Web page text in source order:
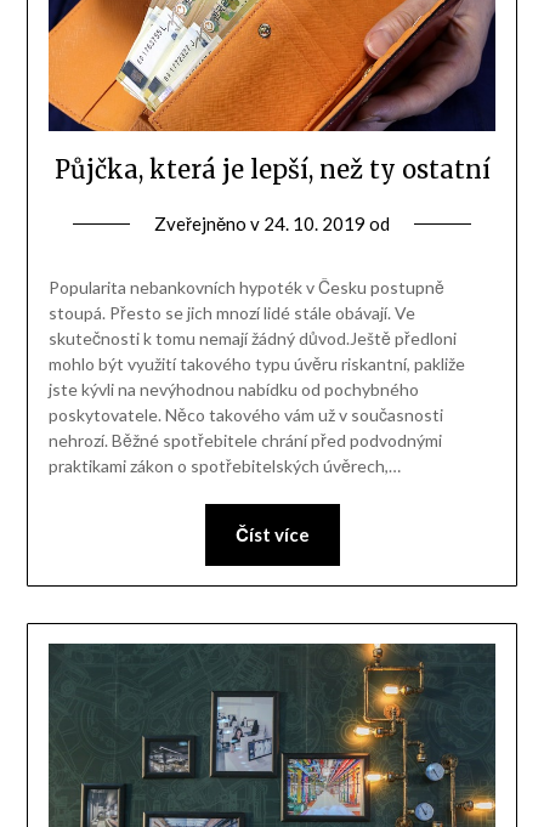
Půjčka, která je lepší, než ty ostatní
Zveřejněno v 24. 10. 2019 od
Popularita nebankovních hypoték v Česku postupně
stoupá. Přesto se jich mnozí lidé stále obávají. Ve
skutečnosti k tomu nemají žádný důvod.Ještě předloni
mohlo být využití takového typu úvěru riskantní, pakliže
jste kývli na nevýhodnou nabídku od pochybného
poskytovatele. Něco takového vám už v současnosti
nehrozí. Běžné spotřebitele chrání před podvodnými
praktikami zákon o spotřebitelských úvěrech,…
Číst více